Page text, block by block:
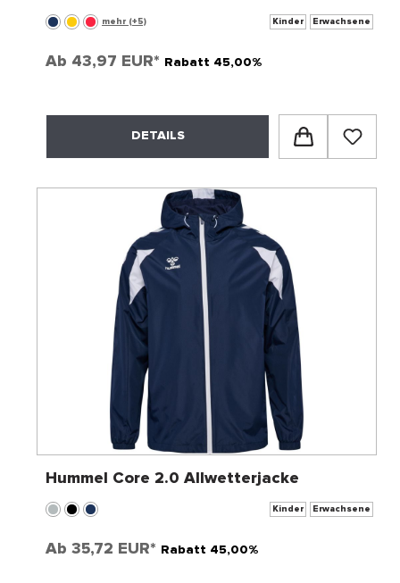
mehr (+5) Kinder Erwachsene
Ab 43,97 EUR* Rabatt 45,00%
DETAILS
Hummel Core 2.0 Allwetterjacke
Kinder Erwachsene
Ab 35,72 EUR* Rabatt 45,00%